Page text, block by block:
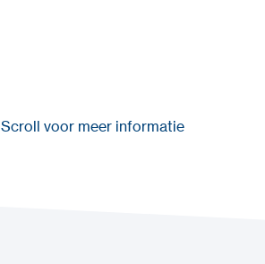
Scroll voor meer informatie